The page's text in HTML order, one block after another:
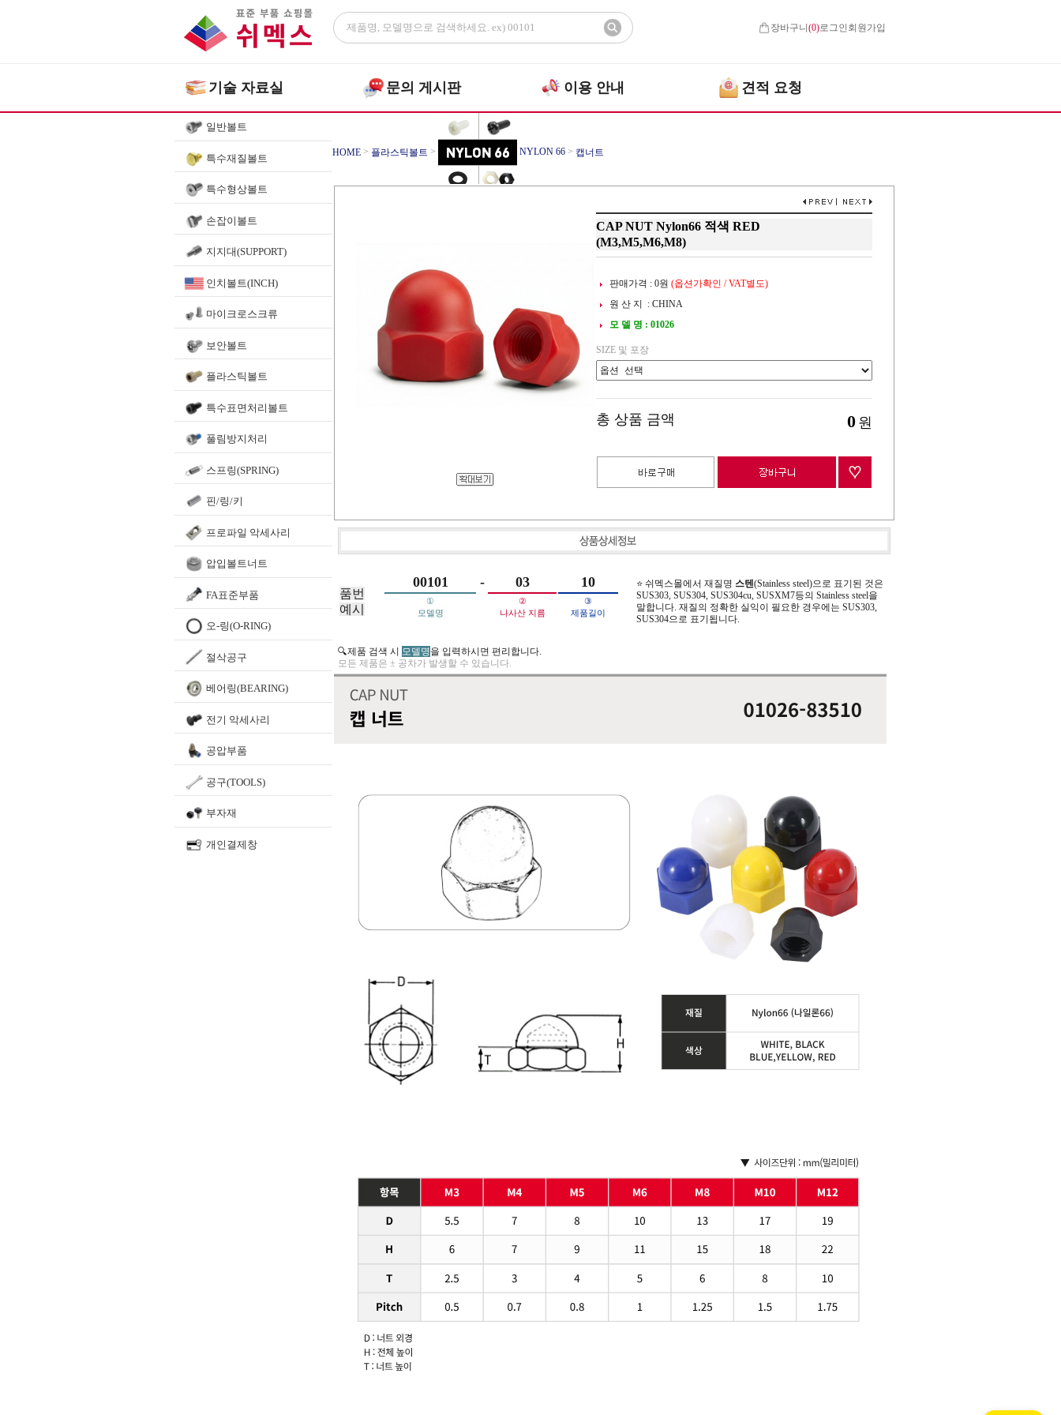
장바구니(0)로그인 회원가입
기술 자료실 문의 게시판 이용 안내 견적 요청
일반볼트
특수재질볼트
특수형상볼트
손잡이볼트
지지대(SUPPORT)
인치볼트(INCH)
마이크로스크류
보안볼트
플라스틱볼트
특수표면처리볼트
풀림방지처리
스프링(SPRING)
핀/링/키
프로파일 악세사리
압입볼트너트
FA표준부품
오-링(O-RING)
절삭공구
베어링(BEARING)
전기 악세사리
공압부품
공구(TOOLS)
부자재
개인결제창
HOME > 플라스틱볼트 > NYLON 66 > 캡너트
CAP NUT Nylon66 적색 RED
(M3,M5,M6,M8)
판매가격 : 0원 (옵션가확인 / VAT별도)
원 산 지 : CHINA
모 델 명 : 01026
SIZE 및 포장
총 상품 금액 0 원
품번
예시
00101 - 03 10
①
모델명
②
나사산 지름
③
제품길이
⭐ 쉬멕스몰에서 재질명 스텐(Stainless steel)으로 표기된 것은
SUS303, SUS304, SUS304cu, SUSXM7등의 Stainless steel을
말합니다. 재질의 정확한 실익이 필요한 경우에는 SUS303,
SUS304으로 표기됩니다.
🔍제품 검색 시 모델명을 입력하시면 편리합니다.
모든 제품은 ± 공차가 발생할 수 있습니다.